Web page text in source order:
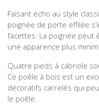
Faisant écho au style
poignée de porte effilée
facettes. La poignée peut
une apparence plus
Quatre pieds à cabriole
Ce poêle à bois est un
décoratifs carrelés qui
le poêle.